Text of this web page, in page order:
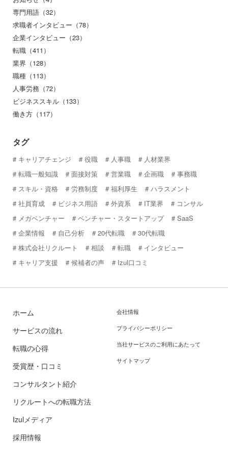
専門用語（32）
求職者インタビュー（78）
企業インタビュー（23）
転職（411）
業界（128）
職種（113）
人事労務（72）
ビジネススキル（133）
働き方（117）
タグ
キャリアチェンジ 役職 人事職
人材業界
転職一般知識
面接対策 営業職 企画職
事務職
スキル・資格
労務制度 福利厚生
ハラスメント
社員育成
ビジネス用語 外資系 IT業界
コンサル
メガベンチャー
ベンチャー・スタートアップ
SaaS
企業情報
自己分析 20代転職
30代転職
株式会社リクルート
相談 転職
インタビュー
キャリア支援
候補者の声 Izul口コミ
ホーム
サービスの流れ
転職の心得
受賞歴・口コミ
コンサルタント紹介
リクルートへの転職方法
Izulメディア
採用情報
会社情報
プライバシーポリシー
当社サービスのご利用にあたって
サイトマップ